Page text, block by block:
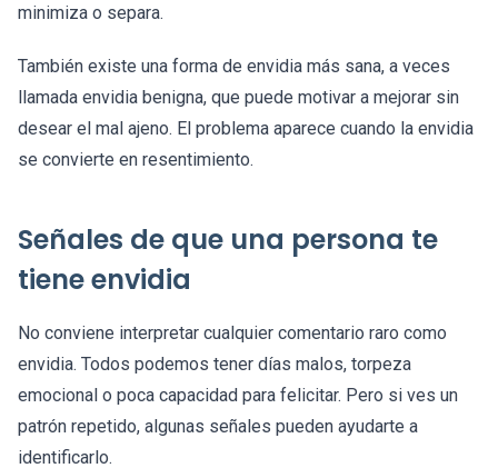
minimiza o separa.
También existe una forma de envidia más sana, a veces
llamada envidia benigna, que puede motivar a mejorar sin
desear el mal ajeno. El problema aparece cuando la envidia
se convierte en resentimiento.
Señales de que una persona te
tiene envidia
No conviene interpretar cualquier comentario raro como
envidia. Todos podemos tener días malos, torpeza
emocional o poca capacidad para felicitar. Pero si ves un
patrón repetido, algunas señales pueden ayudarte a
identificarlo.